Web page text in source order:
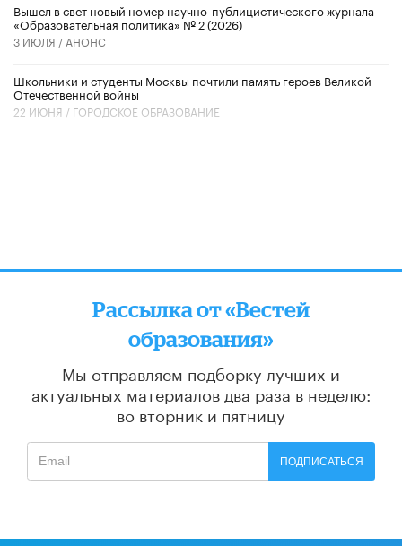
Вышел в свет новый номер научно-публицистического журнала
«Образовательная политика» № 2 (2026)
3 ИЮЛЯ / АНОНС
Школьники и студенты Москвы почтили память героев Великой
Отечественной войны
22 ИЮНЯ / ГОРОДСКОЕ ОБРАЗОВАНИЕ
Рассылка от «Вестей
образования»
Мы отправляем подборку лучших и
актуальных материалов два раза в неделю:
во вторник и пятницу
ПОДПИСАТЬСЯ